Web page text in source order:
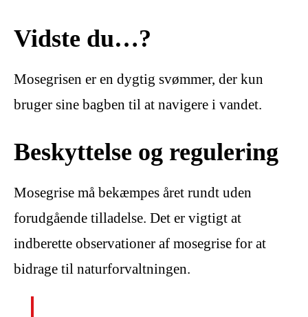
Vidste du…?
Mosegrisen er en dygtig svømmer, der kun
bruger sine bagben til at navigere i vandet.
Beskyttelse og regulering
Mosegrise må bekæmpes året rundt uden
forudgående tilladelse. Det er vigtigt at
indberette observationer af mosegrise for at
bidrage til naturforvaltningen.